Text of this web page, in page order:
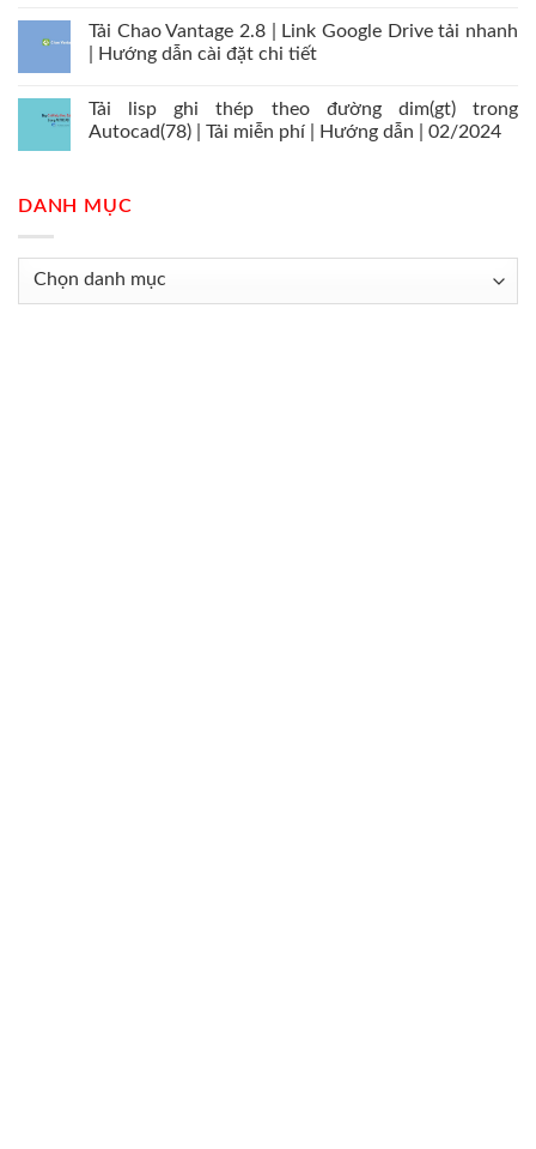
Tải Chao Vantage 2.8 | Link Google Drive tải nhanh
| Hướng dẫn cài đặt chi tiết
Tải lisp ghi thép theo đường dim(gt) trong
Autocad(78) | Tải miễn phí | Hướng dẫn | 02/2024
DANH MỤC
Danh